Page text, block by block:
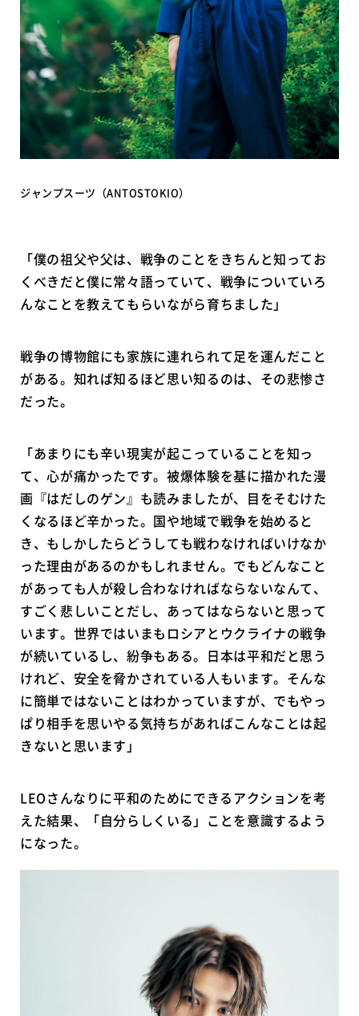
ジャンプスーツ（ANTOSTOKIO）
「僕の祖父や父は、戦争のことをきちんと知ってお
くべきだと僕に常々語っていて、戦争についていろ
んなことを教えてもらいながら育ちました」
戦争の博物館にも家族に連れられて足を運んだこと
がある。知れば知るほど思い知るのは、その悲惨さ
だった。
「あまりにも辛い現実が起こっていることを知っ
て、心が痛かったです。被爆体験を基に描かれた漫
画『はだしのゲン』も読みましたが、目をそむけた
くなるほど辛かった。国や地域で戦争を始めると
き、もしかしたらどうしても戦わなければいけなか
った理由があるのかもしれません。でもどんなこと
があっても人が殺し合わなければならないなんて、
すごく悲しいことだし、あってはならないと思って
います。世界ではいまもロシアとウクライナの戦争
が続いているし、紛争もある。日本は平和だと思う
けれど、安全を脅かされている人もいます。そんな
に簡単ではないことはわかっていますが、でもやっ
ぱり相手を思いやる気持ちがあればこんなことは起
きないと思います」
LEOさんなりに平和のためにできるアクションを考
えた結果、「自分らしくいる」ことを意識するよう
になった。